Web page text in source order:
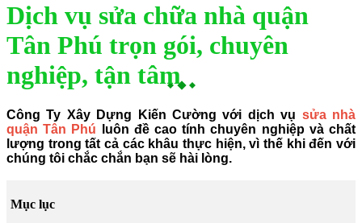
Dịch vụ sửa chữa nhà quận
Tân Phú trọn gói, chuyên
nghiệp, tận tâm
Công Ty Xây Dựng Kiến Cường với dịch vụ sửa nhà
quận Tân Phú luôn đề cao tính chuyên nghiệp và chất
lượng trong tất cả các khâu thực hiện, vì thế khi đến với
chúng tôi chắc chắn bạn sẽ hài lòng.
Mục lục